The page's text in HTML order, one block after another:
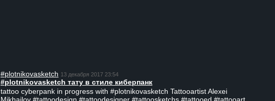
#plotnikovasketch 13 декабря 2017 23:54
#plotnikovasketch тату в стиле киберпанк
tattoo cyberpank in progress with #plotnikovasketch Tattooartist Alexei